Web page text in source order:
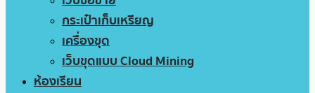
กระเป๋าเก็บเหรียญ
เครื่องขุด
เว็บขุดแบบ Cloud Mining
ห้องเรียน